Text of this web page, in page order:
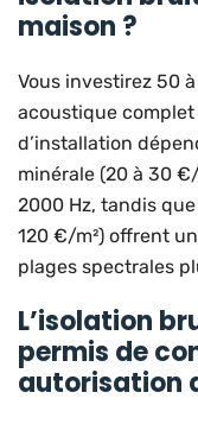
maison ?
Vous investirez 50
acoustique complet
d’installation
minérale (20 à 30
2000 Hz, tandis
120 €/m²) offrent
plages spectrales
L’isolation
permis de
autorisation